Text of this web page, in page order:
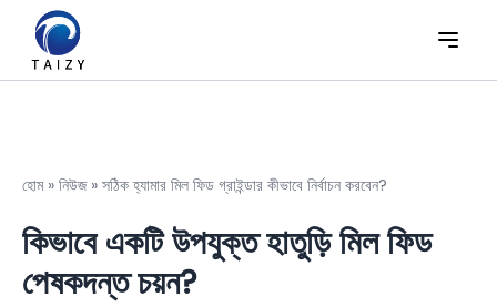
হোম» নিউজ» সঠিক হ্যামার মিল ফিড গ্রাইন্ডার কীভাবে নির্বাচন করবেন?
কিভাবে একটি উপযুক্ত হাতুড়ি মিল ফিড
পেষকদন্ত চয়ন?